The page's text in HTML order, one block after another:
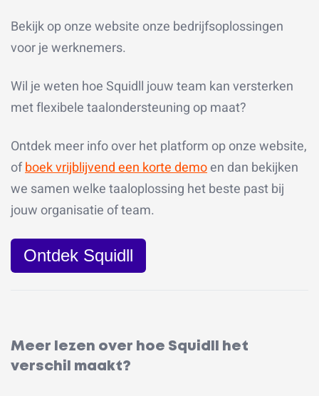
Bekijk op onze website onze bedrijfsoplossingen
voor je werknemers.
Wil je weten hoe Squidll jouw team kan versterken
met flexibele taalondersteuning op maat?
Ontdek meer info over het platform op onze website,
ofboek vrijblijvend een korte demoen dan bekijken
we samen welke taaloplossing het beste past bij
jouw organisatie of team.
Ontdek Squidll
Meer lezen over hoe Squidll het
verschil maakt?